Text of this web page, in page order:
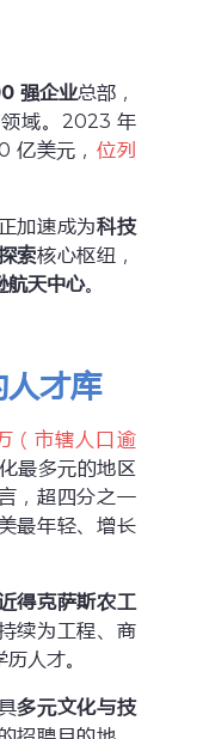
强企业总部，
域。2023 年
亿美元， 位列
加速成为科技
索核心枢纽，
航天中心。
才库
（市辖人口逾
最多元的地区
，超四分之一
最年轻、增长
得克萨斯农工
续为工程、商
人才。
多元文化与技